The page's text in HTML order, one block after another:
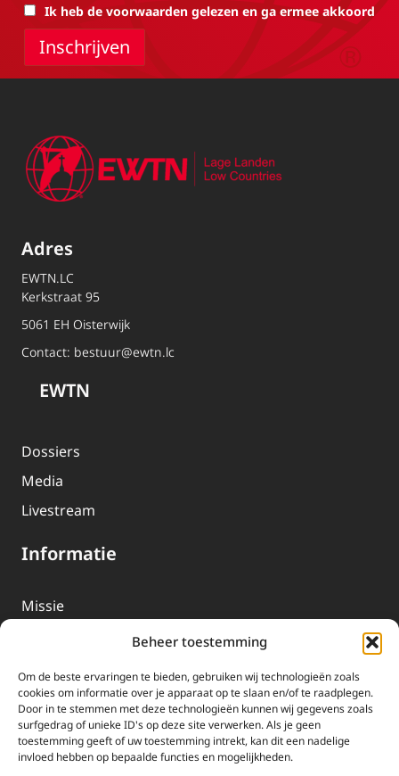
Beheer toestemming
Om de beste ervaringen te bieden, gebruiken wij technologieën zoals
cookies om informatie over je apparaat op te slaan en/of te raadplegen.
Door in te stemmen met deze technologieën kunnen wij gegevens zoals
surfgedrag of unieke ID's op deze site verwerken. Als je geen
toestemming geeft of uw toestemming intrekt, kan dit een nadelige
invloed hebben op bepaalde functies en mogelijkheden.
Ik heb de voorwaarden gelezen en ga ermee akkoord
Adres
EWTN.LC
Kerkstraat 95
5061 EH Oisterwijk
Contact: bestuur@ewtn.lc
EWTN
Dossiers
Media
Livestream
Informatie
Missie
EWTN-Team
Organisatiegegevens
Doneren